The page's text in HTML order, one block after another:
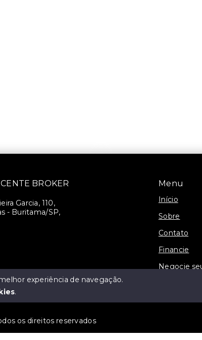
Menu
Início
Sobre
Contato
Financie
Negocie
BROKER
Garcia, 110,
- Buritama/SP,
os direitos reservados
experiência de navegação.
.